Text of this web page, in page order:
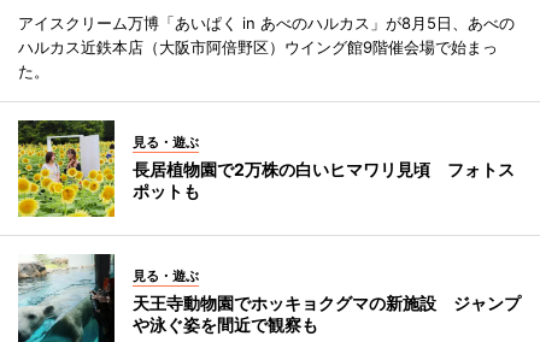
アイスクリーム万博「あいぱく in あべのハルカス」が8月5日、あべの
ハルカス近鉄本店（大阪市阿倍野区）ウイング館9階催会場で始まっ
た。
見る・遊ぶ
長居植物園で2万株の白いヒマワリ見頃 フォトス
ポットも
見る・遊ぶ
天王寺動物園でホッキョクグマの新施設 ジャンプ
や泳ぐ姿を間近で観察も